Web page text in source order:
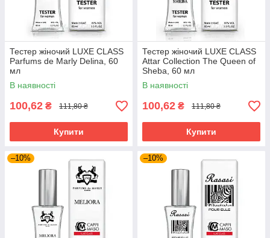
Тестер жіночий LUXE CLASS
Parfums de Marly Delina, 60
мл
В наявності
100,62 ₴ 111,80 ₴
Купити
Тестер жіночий LUXE CLASS
Attar Collection The Queen of
Sheba, 60 мл
В наявності
100,62 ₴ 111,80 ₴
Купити
–10% –10%